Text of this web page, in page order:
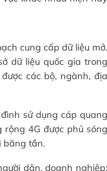
cung cấp dữ liệu mở.
dữ liệu quốc gia trong
các bộ, ngành, địa
sử dụng cáp quang
4G được phủ sóng
băng tần.
dân, doanh nghiệp: